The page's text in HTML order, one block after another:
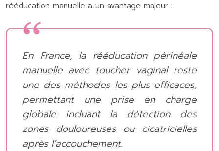
rééducation manuelle a un avantage majeur :
En France, la rééducation périnéale
manuelle avec toucher vaginal reste
une des méthodes les plus efficaces,
permettant une prise en charge
globale incluant la détection des
zones douloureuses ou cicatricielles
après l’accouchement.